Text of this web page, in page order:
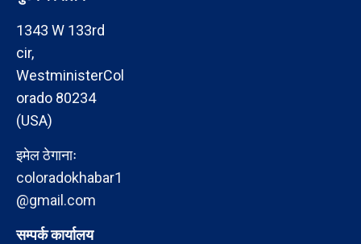
1343 W 133rd
cir,
WestministerCol
orado 80234
(USA)
इमेल ठेगानाः
coloradokhabar1
@gmail.com
सम्पर्क कार्यालय